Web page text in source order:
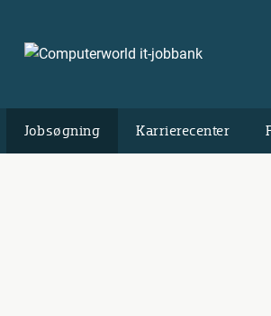
Jobsøgning Karrierecenter